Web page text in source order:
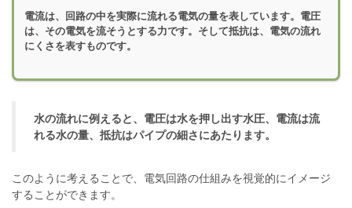
電流は、回路の中を実際に流れる電気の量を表しています。電圧
は、その電気を流そうとする力です。そして抵抗は、電気の流れ
にくさを表すものです。
水の流れに例えると、電圧は水を押し出す水圧、電流は流
れる水の量、抵抗はパイプの細さにあたります。
このように考えることで、電気回路の仕組みを視覚的にイメージ
することができます。